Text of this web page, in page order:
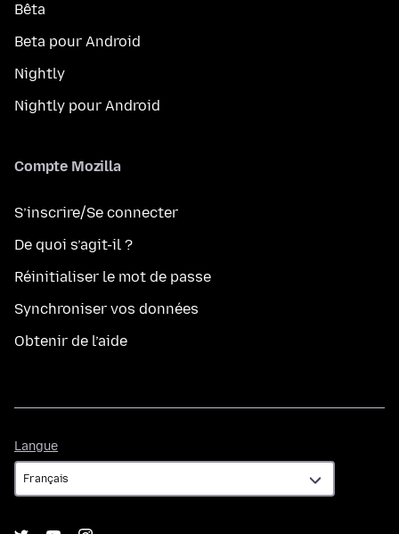
Bêta
Beta pour Android
Nightly
Nightly pour Android
Compte Mozilla
S’inscrire/Se connecter
De quoi s’agit-il ?
Réinitialiser le mot de passe
Synchroniser vos données
Obtenir de l’aide
Langue